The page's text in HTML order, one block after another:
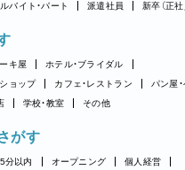
バイト・パート 派遣社員 新卒（正社
キ屋
ホテル・ブライダル
ョップ
カフェ・レストラン
パン屋
学校・教室 その他
がす
分以内 オープニング
個人経営